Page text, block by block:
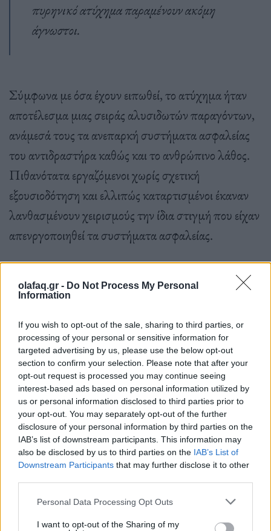
olafaq.gr - Do Not Process My Personal
Information
If you wish to opt-out of the sale, sharing to third parties, or
processing of your personal or sensitive information for
targeted advertising by us, please use the below opt-out
section to confirm your selection. Please note that after your
opt-out request is processed you may continue seeing
interest-based ads based on personal information utilized by
us or personal information disclosed to third parties prior to
your opt-out. You may separately opt-out of the further
disclosure of your personal information by third parties on the
IAB’s list of downstream participants. This information may
also be disclosed by us to third parties on the IAB’s List of
Downstream Participants that may further disclose it to other
Personal Data Processing Opt Outs
I want to opt-out of the Sharing of my
πυρηνικό ατύχημα παραμένουν ακόμη
άγνωστοι.
Σύμφωνα με όσα έχουν ειπωθεί, το ατύχημα ήταν
αποτέλεσμα μιας σειράς αλυσιδωτών παραγόντων,
ανάμεσά τους τα ανεπαρκή συστήματα ασφαλείας
του αντιδραστήρα καθώς και το ανθρώπινο λάθος.
Πιθανότατα εργαζόμενοι χωρίς σχετική
εξουσιοδότηση και ελλιπώς καταρτισμένοι έκαναν
λανθασμένουν χειρισμούς την ίδια στιγμή που είχαν
απενργοποιηθεί τα συστήματα ασφαλείας.